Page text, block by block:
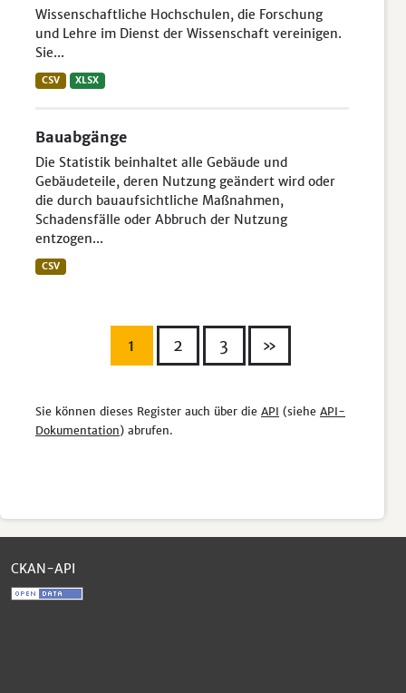
Wissenschaftliche Hochschulen, die Forschung
und Lehre im Dienst der Wissenschaft vereinigen.
Sie...
CSV XLSX
Bauabgänge
Die Statistik beinhaltet alle Gebäude und
Gebäudeteile, deren Nutzung geändert wird oder
die durch bauaufsichtliche Maßnahmen,
Schadensfälle oder Abbruch der Nutzung
entzogen...
CSV
1 2 3 »
Sie können dieses Register auch über die API (siehe API-
Dokumentation) abrufen.
CKAN-API